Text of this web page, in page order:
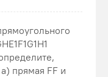
прямая FF и